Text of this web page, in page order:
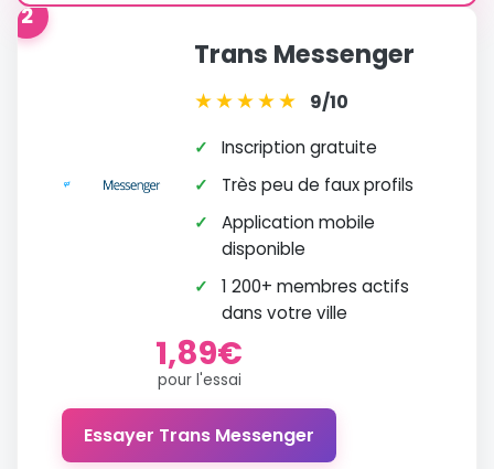
2
Trans Messenger
★★★★★ 9/10
✓
Inscription gratuite
✓
Très peu de faux profils
✓
Application mobile
disponible
✓
1 200+ membres actifs
dans votre ville
1,89€
pour l'essai
Essayer Trans Messenger